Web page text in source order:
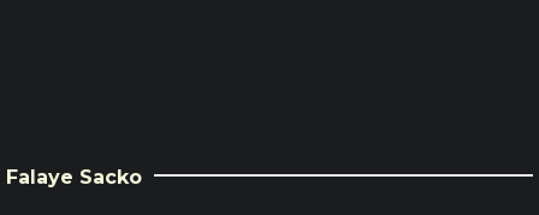
Falaye Sacko